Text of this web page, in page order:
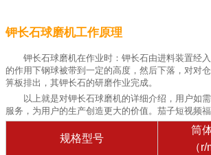
钾长石球磨机工作原理
钾长石球磨机在作业时：钾长石由进料装置经
的作用下钢球被带到一定的高度，然后下落，对对
箅板排出，其钾长石的研磨作业完成。
以上就是对钾长石球磨机的详细介绍，用户如
服务，为用户的生产创造更大的价值。茄子短视频
规格型号
筒
（r/